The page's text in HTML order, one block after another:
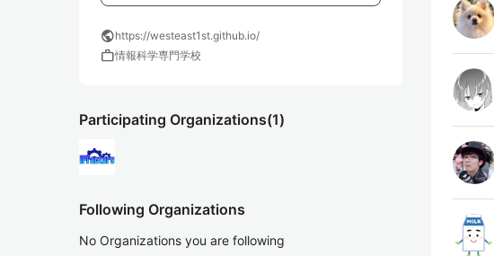
publichttps://westeast1st.github.io/
work情報科学専門学校
Participating Organizations(1)
Following Organizations
No Organizations you are following